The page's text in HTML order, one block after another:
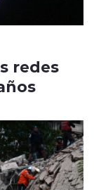
redes